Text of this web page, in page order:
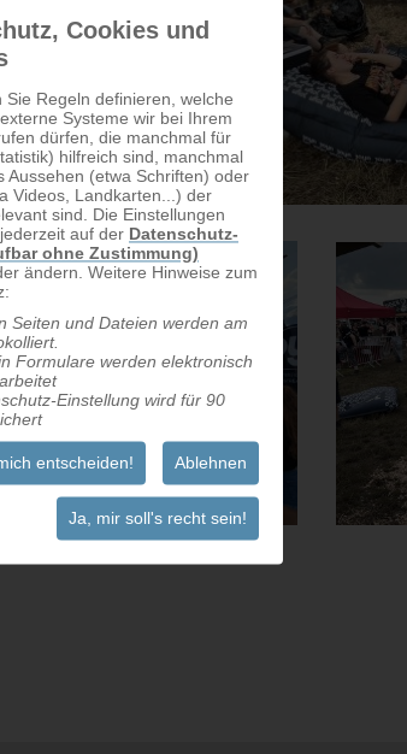
Cookies und
Sie Regeln definieren, welche
Systeme wir bei Ihrem
dürfen, die manchmal für
hilfreich sind, manchmal
Aussehen (etwa Schriften) oder
Videos, Landkarten...) der
sind. Die Einstellungen
auf der Datenschutz-
ohne Zustimmung)
ändern. Weitere Hinweise zum
Seiten und Dateien werden am
Formulare werden elektronisch
Einstellung wird für 90
entscheiden! Ablehnen
Ja, mir soll's recht sein!